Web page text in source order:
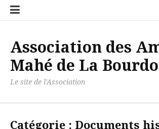
Aller
Association des
Mahé de La
Le site de l'Association
Catégorie : Documents